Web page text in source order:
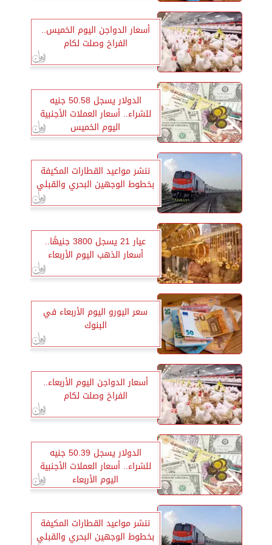
أسعار الدواجن اليوم الخميس..
الفراخ وصلت لكام
الدولار يسجل 50.58 جنيه
للشراء.. أسعار العملات الأجنبية
اليوم الخميس
ننشر مواعيد القطارات المكيفة
بخطوط الوجهين البحري والقبلي
عيار 21 يسجل 3800 جنيهًا..
أسعار الذهب اليوم الأربعاء
سعر اليورو اليوم الأربعاء في
البنوك
أسعار الدواجن اليوم الأربعاء..
الفراخ وصلت لكام
الدولار يسجل 50.39 جنيه
للشراء.. أسعار العملات الأجنبية
اليوم الأربعاء
ننشر مواعيد القطارات المكيفة
بخطوط الوجهين البحري والقبلي